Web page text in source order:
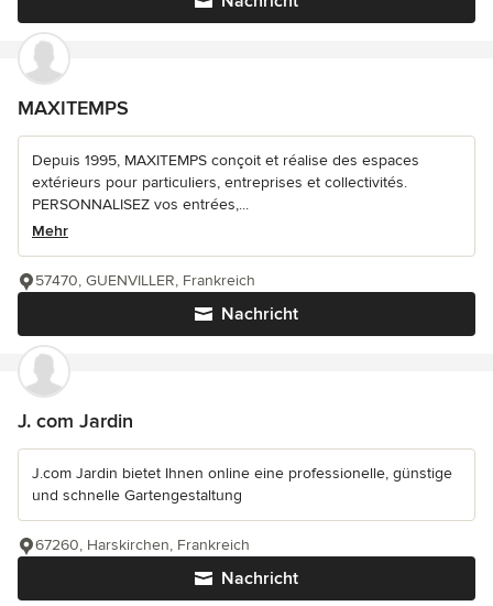
MAXITEMPS
Depuis 1995, MAXITEMPS conçoit et réalise des espaces
extérieurs pour particuliers, entreprises et collectivités.
PERSONNALISEZ vos entrées,...
Mehr
Nachricht
57470, GUENVILLER, Frankreich
J. com Jardin
J.com Jardin bietet Ihnen online eine professionelle, günstige
und schnelle Gartengestaltung
Nachricht
67260, Harskirchen, Frankreich